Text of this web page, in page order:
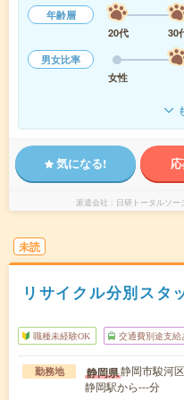
年齢層
20代
30
男女比率
女性
気になる!
派遣会社 日研トータルソ
未読
リサイクル分別スタ
職種未経験OK 交通費別途支給
勤務地 静岡県静岡市駿河区
静岡駅から---分